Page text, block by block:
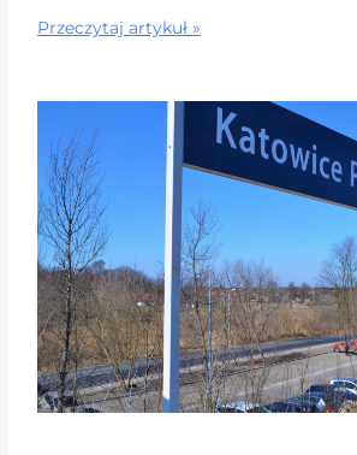
Przeczytaj artykuł »